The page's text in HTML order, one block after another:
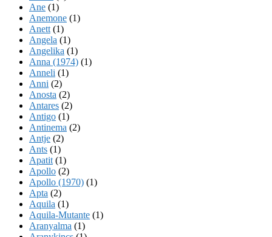
Ane (1)
Anemone (1)
Anett (1)
Angela (1)
Angelika (1)
Anna (1974) (1)
Anneli (1)
Anni (2)
Anosta (2)
Antares (2)
Antigo (1)
Antinema (2)
Antje (2)
Ants (1)
Apatit (1)
Apollo (2)
Apollo (1970) (1)
Apta (2)
Aquila (1)
Aquila-Mutante (1)
Aranyalma (1)